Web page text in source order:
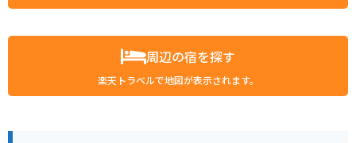
周辺の宿を探す
楽天トラベルで地図が表示されます。